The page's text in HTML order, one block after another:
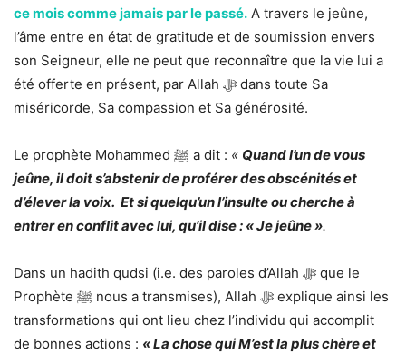
ce mois comme jamais par le passé. A travers le jeûne,
l’âme entre en état de gratitude et de soumission envers
son Seigneur, elle ne peut que reconnaître que la vie lui a
été offerte en présent, par Allah ﷻ dans toute Sa
miséricorde, Sa compassion et Sa générosité.
Le prophète Mohammed ﷺ a dit : « Quand l’un de vous
jeûne, il doit s’abstenir de proférer des obscénités et
d’élever la voix. Et si quelqu’un l’insulte ou cherche à
entrer en conflit avec lui, qu’il dise : « Je jeûne ».
Dans un hadith qudsi (i.e. des paroles d’Allah ﷻ que le
Prophète ﷺ nous a transmises), Allah ﷻ explique ainsi les
transformations qui ont lieu chez l’individu qui accomplit
de bonnes actions : « La chose qui M’est la plus chère et